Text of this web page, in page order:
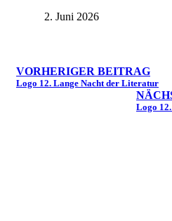
2. Juni 2026
VORHERIGER BEITRAG
Logo 12. Lange Nacht der Literatur
Logo